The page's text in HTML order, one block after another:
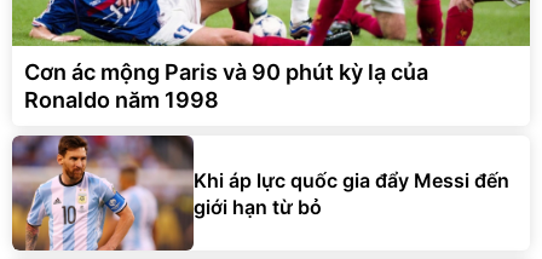
Cơn ác mộng Paris và 90 phút kỳ lạ của
Ronaldo năm 1998
Khi áp lực quốc gia đẩy Messi đến
giới hạn từ bỏ